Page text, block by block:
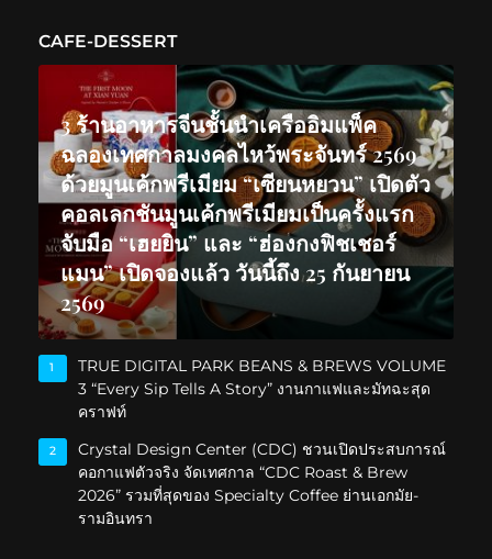
CAFE-DESSERT
3 ร้านอาหารจีนชั้นนำเครืออิมแพ็ค
ฉลองเทศกาลมงคลไหว้พระจันทร์ 2569
ด้วยมูนเค้กพรีเมียม “เซียนหยวน” เปิดตัว
คอลเลกชันมูนเค้กพรีเมียมเป็นครั้งแรก
จับมือ “เฮยยิน” และ “ฮ่องกงฟิชเชอร์
แมน” เปิดจองแล้ว วันนี้ถึง 25 กันยายน
2569
1
TRUE DIGITAL PARK BEANS & BREWS VOLUME
3 “Every Sip Tells A Story” งานกาแฟและมัทฉะสุด
คราฟท์
2
Crystal Design Center (CDC) ชวนเปิดประสบการณ์
คอกาแฟตัวจริง จัดเทศกาล “CDC Roast & Brew
2026” รวมที่สุดของ Specialty Coffee ย่านเอกมัย-
รามอินทรา